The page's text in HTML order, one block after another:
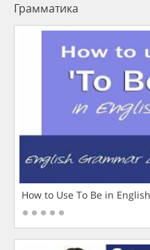
Грамматика
How to Use To Be in